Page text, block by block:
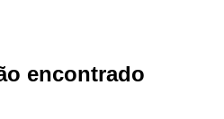
encontrado